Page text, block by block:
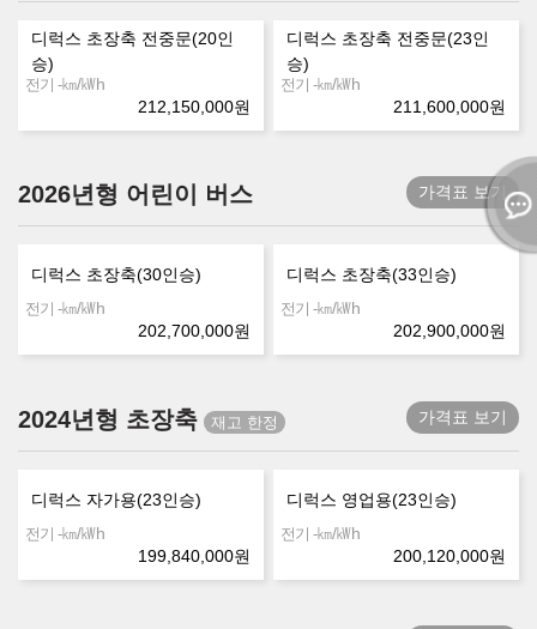
디럭스 초장축 전중문(20인
승)
전기 -㎞/㎾h
212,150,000원
디럭스 초장축 전중문(23인
승)
전기 -㎞/㎾h
211,600,000원
2026년형 어린이 버스 가격표 보기
디럭스 초장축(30인승)
전기 -㎞/㎾h
202,700,000원
디럭스 초장축(33인승)
전기 -㎞/㎾h
202,900,000원
2024년형 초장축 가격표 보기
디럭스 자가용(23인승)
전기 -㎞/㎾h
199,840,000원
디럭스 영업용(23인승)
전기 -㎞/㎾h
200,120,000원